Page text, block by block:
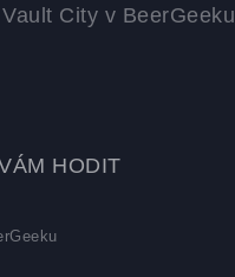
City v BeerGeeku
HODIT